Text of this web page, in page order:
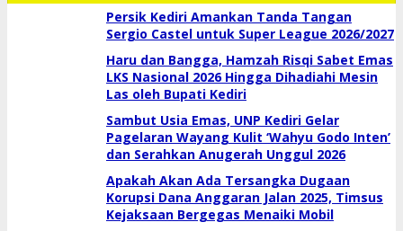
Persik Kediri Amankan Tanda Tangan
Sergio Castel untuk Super League 2026/2027
Haru dan Bangga, Hamzah Risqi Sabet Emas
LKS Nasional 2026 Hingga Dihadiahi Mesin
Las oleh Bupati Kediri
Sambut Usia Emas, UNP Kediri Gelar
Pagelaran Wayang Kulit ‘Wahyu Godo Inten’
dan Serahkan Anugerah Unggul 2026
Apakah Akan Ada Tersangka Dugaan
Korupsi Dana Anggaran Jalan 2025, Timsus
Kejaksaan Bergegas Menaiki Mobil